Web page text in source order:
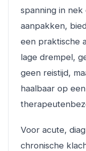
spanning in
aanpakken,
een praktische
lage drempel,
geen reistijd,
haalbaar op
Voor acute,
chronische